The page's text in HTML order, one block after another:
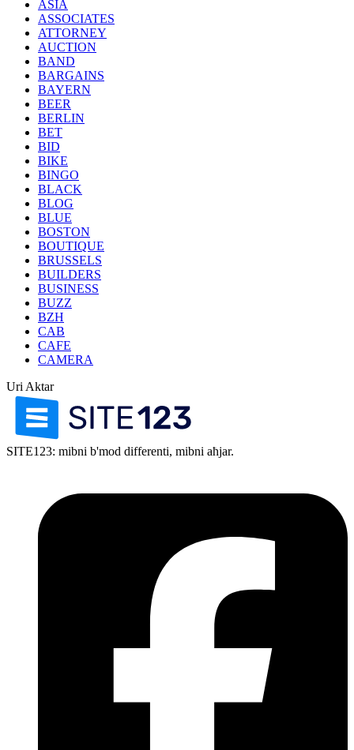
ASIA
ASSOCIATES
ATTORNEY
AUCTION
BAND
BARGAINS
BAYERN
BEER
BERLIN
BET
BID
BIKE
BINGO
BLACK
BLOG
BLUE
BOSTON
BOUTIQUE
BRUSSELS
BUILDERS
BUSINESS
BUZZ
BZH
CAB
CAFE
CAMERA
Uri Aktar
SITE123: mibni b'mod differenti, mibni aħjar.